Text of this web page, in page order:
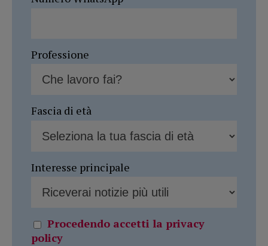
Professione
Fascia di età
Interesse principale
Procedendo accetti la privacy
policy